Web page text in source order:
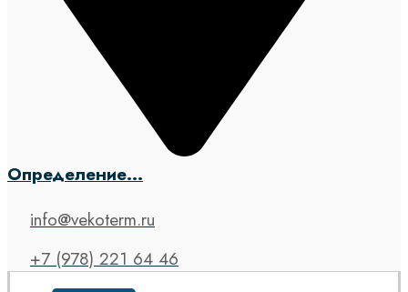
Определение...
info@vekoterm.ru
+7 (978) 221 64 46